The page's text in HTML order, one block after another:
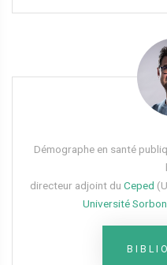
Démographe en santé
directeur adjoint du Ceped
Université